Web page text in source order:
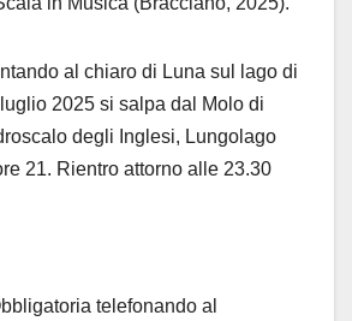
al chiaro di Luna sul lago di
2025 si salpa dal Molo di
degli Inglesi, Lungolago
21. Rientro attorno alle 23.30
telefonando al